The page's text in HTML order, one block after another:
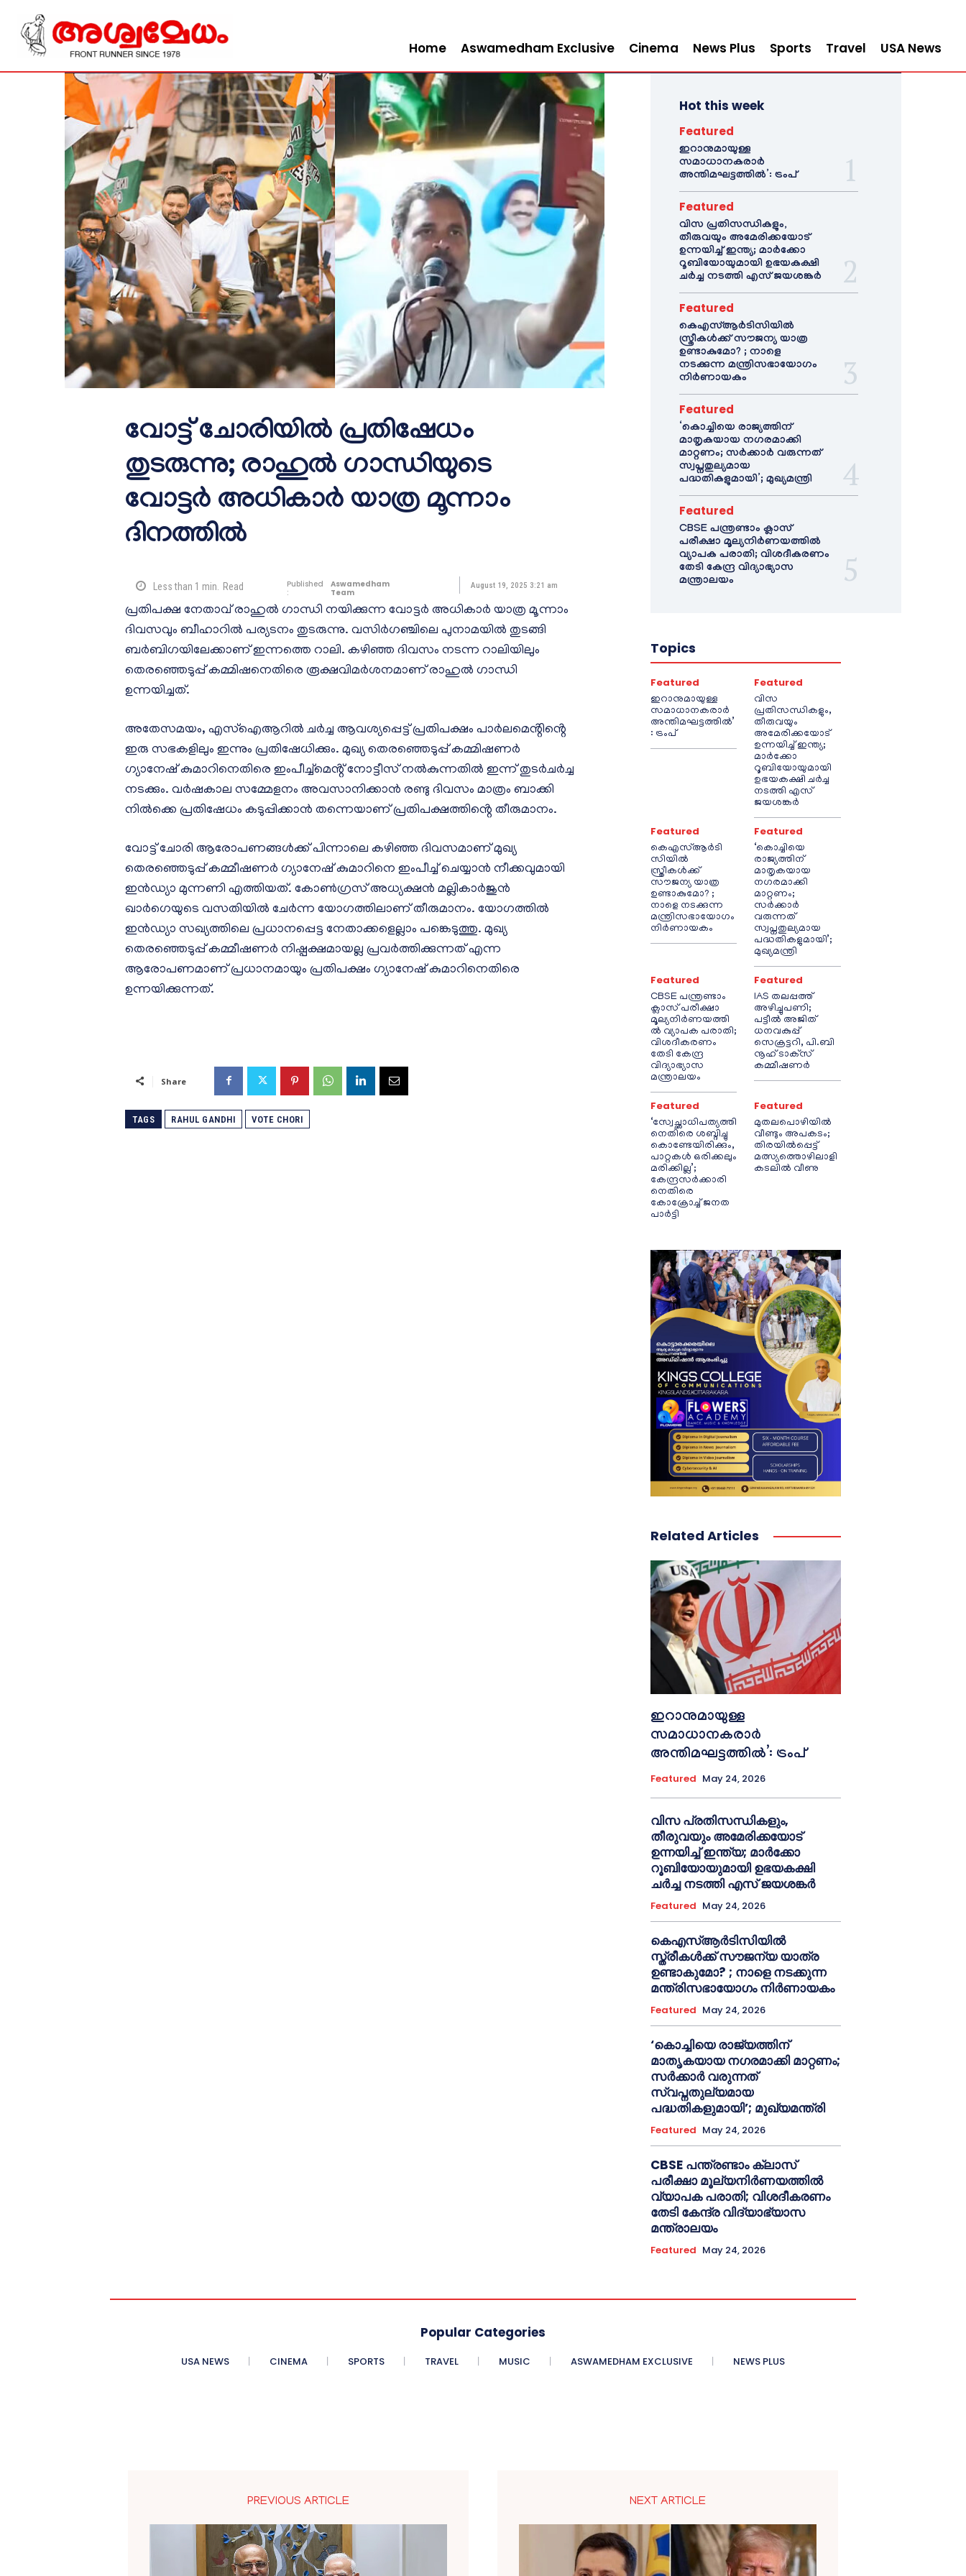
Home Aswamedham Exclusive Cinema News Plus Sports Travel USA News
വോട്ട് ചോരിയിൽ പ്രതിഷേധം
തുടരുന്നു; രാഹുൽ ഗാന്ധിയുടെ
വോട്ടർ അധികാർ യാത്ര മൂന്നാം
ദിനത്തിൽ
Less than 1 min. Read
Published
:
Aswamedham
Team
August 19, 2025 3:21 am
പ്രതിപക്ഷ നേതാവ് രാഹുൽ ഗാന്ധി നയിക്കുന്ന വോട്ടർ അധികാർ യാത്ര മൂന്നാം
ദിവസവും ബീഹാറിൽ പര്യടനം തുടരുന്നു. വസിർഗഞ്ചിലെ പുനാമയിൽ തുടങ്ങി
ബർബിഗയിലേക്കാണ് ഇന്നത്തെ റാലി. കഴിഞ്ഞ ദിവസം നടന്ന റാലിയിലും
തെരഞ്ഞെടുപ്പ് കമ്മിഷനെതിരെ രൂക്ഷവിമർശനമാണ് രാഹുൽ ഗാന്ധി
ഉന്നയിച്ചത്.
അതേസമയം, എസ്ഐആറിൽ ചർച്ച ആവശ്യപ്പെട്ട് പ്രതിപക്ഷം പാർലമെൻ്റിൻ്റെ
ഇരു സഭകളിലും ഇന്നും പ്രതിഷേധിക്കും. മുഖ്യ തെരഞ്ഞെടുപ്പ് കമ്മിഷണർ
ഗ്യാനേഷ് കുമാറിനെതിരെ ഇംപീച്ച്മെൻ്റ് നോട്ടീസ് നൽകുന്നതിൽ ഇന്ന് തുടർചർച്ച
നടക്കും. വർഷകാല സമ്മേളനം അവസാനിക്കാൻ രണ്ടു ദിവസം മാത്രം ബാക്കി
നിൽക്കെ പ്രതിഷേധം കടുപ്പിക്കാൻ തന്നെയാണ് പ്രതിപക്ഷത്തിൻ്റെ തീരുമാനം.
വോട്ട് ചോരി ആരോപണങ്ങൾക്ക് പിന്നാലെ കഴിഞ്ഞ ദിവസമാണ് മുഖ്യ
തെരഞ്ഞെടുപ്പ് കമ്മീഷണർ ഗ്യാനേഷ് കുമാറിനെ ഇംപീച്ച് ചെയ്യാൻ നീക്കവുമായി
ഇൻഡ്യാ മുന്നണി എത്തിയത്. കോൺഗ്രസ് അധ്യക്ഷൻ മല്ലികാർജുൻ
ഖാർഗെയുടെ വസതിയിൽ ചേർന്ന യോഗത്തിലാണ് തീരുമാനം. യോഗത്തിൽ
ഇൻഡ്യാ സഖ്യത്തിലെ പ്രധാനപ്പെട്ട നേതാക്കളെല്ലാം പങ്കെടുത്തു. മുഖ്യ
തെരഞ്ഞെടുപ്പ് കമ്മീഷണർ നിഷ്പക്ഷമായല്ല പ്രവർത്തിക്കുന്നത് എന്ന
ആരോപണമാണ് പ്രധാനമായും പ്രതിപക്ഷം ഗ്യാനേഷ് കുമാറിനെതിരെ
ഉന്നയിക്കുന്നത്.
Share
TAGS RAHUL GANDHI VOTE CHORI
Hot this week
Featured
ഇറാനുമായുള്ള
സമാധാനകരാർ
അന്തിമഘട്ടത്തിൽ‌’: ട്രംപ്
Featured
വിസ പ്രതിസന്ധികളും,
തീരുവയും അമേരിക്കയോട്
ഉന്നയിച്ച് ഇന്ത്യ; മാർക്കോ
റൂബിയോയുമായി ഉഭയകക്ഷി
ചർച്ച നടത്തി എസ് ജയശങ്കർ
Featured
കെഎസ്ആർടിസിയിൽ
സ്ത്രീകൾക്ക് സൗജന്യ യാത്ര
ഉണ്ടാകുമോ? ; നാളെ
നടക്കുന്ന മന്ത്രിസഭായോഗം
നിർണായകം
Featured
‘കൊച്ചിയെ രാജ്യത്തിന്
മാതൃകയായ നഗരമാക്കി
മാറ്റണം; സർക്കാർ വരുന്നത്
സ്വപ്നതുല്യമായ
പദ്ധതികളുമായി’; മുഖ്യമന്ത്രി
Featured
CBSE പന്ത്രണ്ടാം ക്ലാസ്
പരീക്ഷാ മൂല്യനിർണയത്തിൽ
വ്യാപക പരാതി; വിശദീകരണം
തേടി കേന്ദ്ര വിദ്യാഭ്യാസ
മന്ത്രാലയം
Topics
Featured
ഇറാനുമായുള്ള
സമാധാനകരാർ
അന്തിമഘട്ടത്തിൽ‌’
: ട്രംപ്
Featured
വിസ
പ്രതിസന്ധികളും,
തീരുവയും
അമേരിക്കയോട്
ഉന്നയിച്ച് ഇന്ത്യ;
മാർക്കോ
റൂബിയോയുമായി
ഉഭയകക്ഷി ചർച്ച
നടത്തി എസ്
ജയശങ്കർ
Featured
കെഎസ്ആർടി
സിയിൽ
സ്ത്രീകൾക്ക്
സൗജന്യ യാത്ര
ഉണ്ടാകുമോ? ;
നാളെ നടക്കുന്ന
മന്ത്രിസഭായോഗം
നിർണായകം
Featured
‘കൊച്ചിയെ
രാജ്യത്തിന്
മാതൃകയായ
നഗരമാക്കി
മാറ്റണം;
സർക്കാർ
വരുന്നത്
സ്വപ്നതുല്യമായ
പദ്ധതികളുമായി’;
മുഖ്യമന്ത്രി
Featured
CBSE പന്ത്രണ്ടാം
ക്ലാസ് പരീക്ഷാ
മൂല്യനിർണയത്തി
ൽ വ്യാപക പരാതി;
വിശദീകരണം
തേടി കേന്ദ്ര
വിദ്യാഭ്യാസ
മന്ത്രാലയം
Featured
IAS തലപ്പത്ത്
അഴിച്ചുപണി;
പട്ടീല്‍ അജിത്
ധനവകുപ്പ്
സെക്രട്ടറി, പി.ബി
നൂഹ് ടാക്‌സ്
കമ്മീഷണര്‍
Featured
‘സ്വേച്ഛാധിപത്യത്തി
നെതിരെ ശബ്ദിച്ചു
കൊണ്ടേയിരിക്കും,
പാറ്റകൾ ഒരിക്കലും
മരിക്കില്ല’;
കേന്ദ്രസർക്കാരി
നെതിരെ
കോക്രോച്ച് ജനത
പാർട്ടി
Featured
മുതലപൊഴിയിൽ
വീണ്ടും അപകടം;
തിരയിൽപ്പെട്ട്
മത്സ്യത്തൊഴിലാളി
കടലിൽ വീണു
Related Articles
ഇറാനുമായുള്ള
സമാധാനകരാർ
അന്തിമഘട്ടത്തിൽ‌’: ട്രംപ്
Featured May 24, 2026
വിസ പ്രതിസന്ധികളും,
തീരുവയും അമേരിക്കയോട്
ഉന്നയിച്ച് ഇന്ത്യ; മാർക്കോ
റൂബിയോയുമായി ഉഭയകക്ഷി
ചർച്ച നടത്തി എസ് ജയശങ്കർ
Featured May 24, 2026
കെഎസ്ആർടിസിയിൽ
സ്ത്രീകൾക്ക് സൗജന്യ യാത്ര
ഉണ്ടാകുമോ? ; നാളെ നടക്കുന്ന
മന്ത്രിസഭായോഗം നിർണായകം
Featured May 24, 2026
‘കൊച്ചിയെ രാജ്യത്തിന്
മാതൃകയായ നഗരമാക്കി മാറ്റണം;
സർക്കാർ വരുന്നത്
സ്വപ്നതുല്യമായ
പദ്ധതികളുമായി’; മുഖ്യമന്ത്രി
Featured May 24, 2026
CBSE പന്ത്രണ്ടാം ക്ലാസ്
പരീക്ഷാ മൂല്യനിർണയത്തിൽ
വ്യാപക പരാതി; വിശദീകരണം
തേടി കേന്ദ്ര വിദ്യാഭ്യാസ
മന്ത്രാലയം
Featured May 24, 2026
Popular Categories
USA NEWS CINEMA SPORTS TRAVEL MUSIC ASWAMEDHAM EXCLUSIVE NEWS PLUS
PREVIOUS ARTICLE NEXT ARTICLE